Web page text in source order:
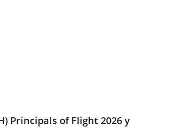
Principals of Flight 2026 y